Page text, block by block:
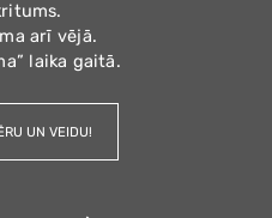
arī vējā.
laika gaitā.
UN VEIDU!
piešķir galdam,
īpašu noskaņu.
TAGAD!